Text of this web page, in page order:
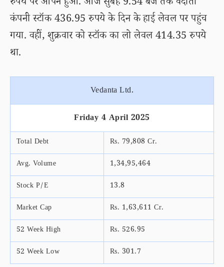
कंपनी स्टॉक 436.95 रुपये के दिन के हाई लेवल पर पहुंच
गया. वहीं, शुक्रवार को स्टॉक का लो लेवल 414.35 रुपये
था.
Vedanta Ltd.
Friday 4 April 2025
Total Debt
Rs. 79,808 Cr.
Avg. Volume
1,34,95,464
Stock P/E
13.8
Market Cap
Rs. 1,63,611 Cr.
52 Week High
Rs. 526.95
52 Week Low
Rs. 301.7